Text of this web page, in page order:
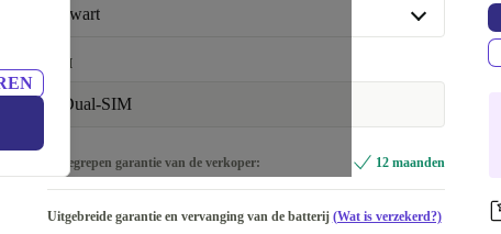
512 GB +€164,90
zwart
zwart
wit
SIM
Dual-SIM
Inbegrepen garantie van de verkoper: 12 maanden
Uitgebreide garantie en vervanging van de batterij (Wat is verzekerd?)